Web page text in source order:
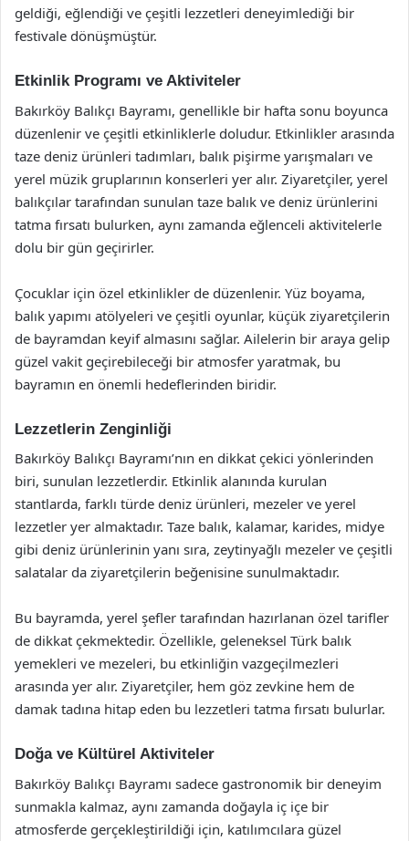
geldiği, eğlendiği ve çeşitli lezzetleri deneyimlediği bir
festivale dönüşmüştür.
Etkinlik Programı ve Aktiviteler
Bakırköy Balıkçı Bayramı, genellikle bir hafta sonu boyunca
düzenlenir ve çeşitli etkinliklerle doludur. Etkinlikler arasında
taze deniz ürünleri tadımları, balık pişirme yarışmaları ve
yerel müzik gruplarının konserleri yer alır. Ziyaretçiler, yerel
balıkçılar tarafından sunulan taze balık ve deniz ürünlerini
tatma fırsatı bulurken, aynı zamanda eğlenceli aktivitelerle
dolu bir gün geçirirler.
Çocuklar için özel etkinlikler de düzenlenir. Yüz boyama,
balık yapımı atölyeleri ve çeşitli oyunlar, küçük ziyaretçilerin
de bayramdan keyif almasını sağlar. Ailelerin bir araya gelip
güzel vakit geçirebileceği bir atmosfer yaratmak, bu
bayramın en önemli hedeflerinden biridir.
Lezzetlerin Zenginliği
Bakırköy Balıkçı Bayramı’nın en dikkat çekici yönlerinden
biri, sunulan lezzetlerdir. Etkinlik alanında kurulan
stantlarda, farklı türde deniz ürünleri, mezeler ve yerel
lezzetler yer almaktadır. Taze balık, kalamar, karides, midye
gibi deniz ürünlerinin yanı sıra, zeytinyağlı mezeler ve çeşitli
salatalar da ziyaretçilerin beğenisine sunulmaktadır.
Bu bayramda, yerel şefler tarafından hazırlanan özel tarifler
de dikkat çekmektedir. Özellikle, geleneksel Türk balık
yemekleri ve mezeleri, bu etkinliğin vazgeçilmezleri
arasında yer alır. Ziyaretçiler, hem göz zevkine hem de
damak tadına hitap eden bu lezzetleri tatma fırsatı bulurlar.
Doğa ve Kültürel Aktiviteler
Bakırköy Balıkçı Bayramı sadece gastronomik bir deneyim
sunmakla kalmaz, aynı zamanda doğayla iç içe bir
atmosferde gerçekleştirildiği için, katılımcılara güzel